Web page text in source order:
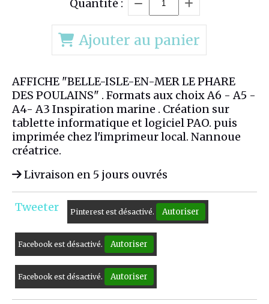
Quantité :
Ajouter au panier
AFFICHE "BELLE-ISLE-EN-MER LE PHARE
DES POULAINS" . Formats aux choix A6 - A5 -
A4- A3 Inspiration marine . Création sur
tablette informatique et logiciel PAO. puis
imprimée chez l'imprimeur local. Nannoue
créatrice.
Livraison en 5 jours ouvrés
Tweeter Pinterest est désactivé. Autoriser
Facebook est désactivé. Autoriser
Facebook est désactivé. Autoriser